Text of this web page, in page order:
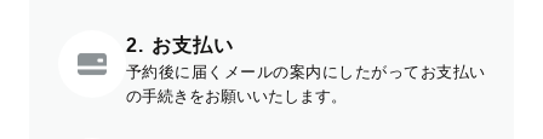
2. お支払い
予約後に届くメールの案内にしたがってお支払い
の手続きをお願いいたします。